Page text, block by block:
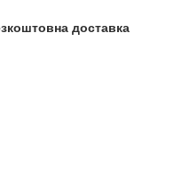
доставка